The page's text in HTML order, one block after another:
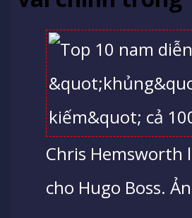
Chris
cho Hugo Boss.